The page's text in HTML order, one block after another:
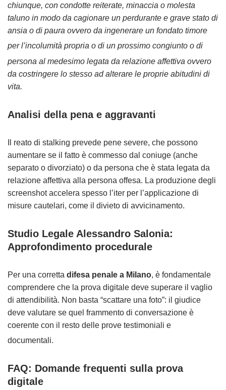
chiunque, con condotte reiterate, minaccia o molesta
taluno in modo da cagionare un perdurante e grave stato di
ansia o di paura ovvero da ingenerare un fondato timore
per l’incolumità propria o di un prossimo congiunto o di
persona al medesimo legata da relazione affettiva ovvero
da costringere lo stesso ad alterare le proprie abitudini di
vita.
Analisi della pena e aggravanti
Il reato di stalking prevede pene severe, che possono
aumentare se il fatto è commesso dal coniuge (anche
separato o divorziato) o da persona che è stata legata da
relazione affettiva alla persona offesa. La produzione degli
screenshot accelera spesso l’iter per l’applicazione di
misure cautelari, come il divieto di avvicinamento.
Studio Legale Alessandro Salonia:
Approfondimento procedurale
Per una corretta difesa penale a Milano, è fondamentale
comprendere che la prova digitale deve superare il vaglio
di attendibilità. Non basta “scattare una foto”: il giudice
deve valutare se quel frammento di conversazione è
coerente con il resto delle prove testimoniali e
documentali.
FAQ: Domande frequenti sulla prova
digitale